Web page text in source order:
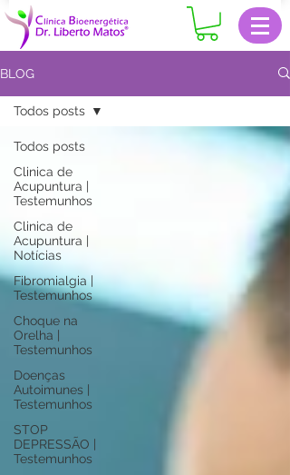
BLOG
Todos posts
Clinica de
Acupuntura |
Testemunhos
Clinica de
Acupuntura |
Notícias
Fibromialgia |
Testemunhos
Choque na
Orelha |
Testemunhos
Doenças
Autoimunes |
Testemunhos
STOP
DEPRESSÃO |
Testemunhos
Todos posts